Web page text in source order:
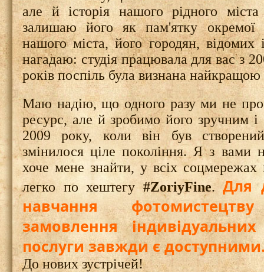
але й історія нашого рідного
залишаю його як пам'ятку окремої
нашого міста, його городян,
нагадаю: студія працювала для вас з
років поспіль була визнана найкращою
Маю надію, що одного разу ми не
ресурс, але й зробимо його зручним
2009 року, коли він був
змінилося ціле покоління. Я з
хоче мене знайти, у всіх соцмережах
легко по хештегу#ZoriyFine.Для
навчання
замовлення
послуги завжди є
До нових зустрічей!